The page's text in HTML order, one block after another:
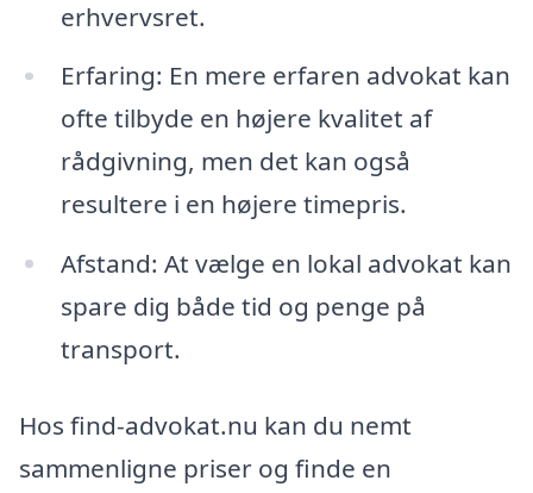
erhvervsret.
Erfaring: En mere erfaren advokat kan
ofte tilbyde en højere kvalitet af
rådgivning, men det kan også
resultere i en højere timepris.
Afstand: At vælge en lokal advokat kan
spare dig både tid og penge på
transport.
Hos find-advokat.nu kan du nemt
sammenligne priser og finde en